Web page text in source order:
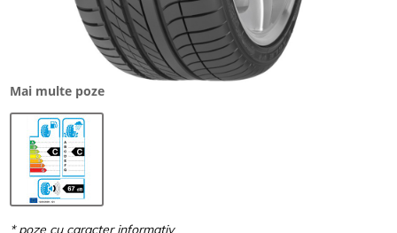
Mai multe poze